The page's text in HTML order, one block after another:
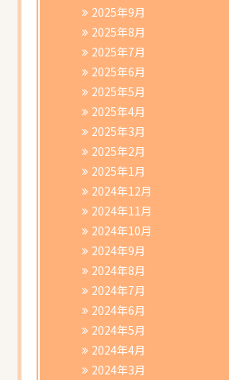
2025年9月
2025年8月
2025年7月
2025年6月
2025年5月
2025年4月
2025年3月
2025年2月
2025年1月
2024年12月
2024年11月
2024年10月
2024年9月
2024年8月
2024年7月
2024年6月
2024年5月
2024年4月
2024年3月